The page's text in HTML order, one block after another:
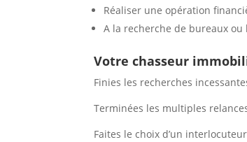
Réaliser une opération
A la recherche de bureaux
Votre chasseur
Finies les recherches
Terminées les multiples
Faites le choix d’un